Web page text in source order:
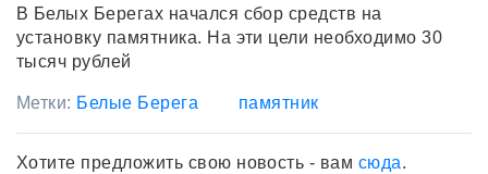
В Белых Берегах начался сбор средств на
установку памятника. На эти цели необходимо 30
тысяч рублей
Метки: Белые Берега памятник
Хотите предложить свою новость - вам сюда.